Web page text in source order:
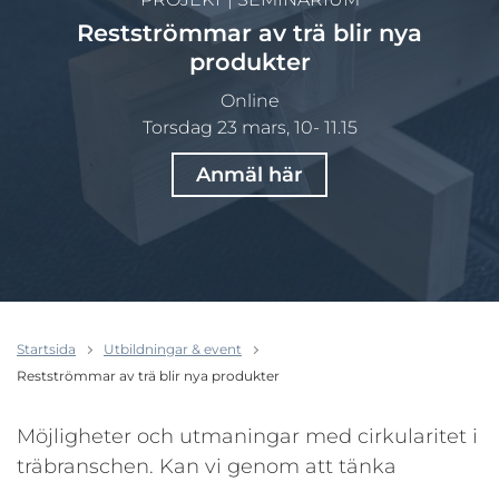
Restströmmar av trä blir nya
produkter
Online
Torsdag 23 mars, 10- 11.15
Anmäl här
Startsida
Utbildningar & event
Restströmmar av trä blir nya produkter
Möjligheter och utmaningar med cirkularitet i
träbranschen. Kan vi genom att tänka